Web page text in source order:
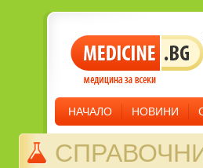
НАЧАЛО НОВИНИ